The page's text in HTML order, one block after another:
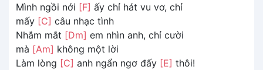
Mình ngồi nới [F] ấy chỉ hát vu vơ, chỉ
mấy [C] câu nhạc tình
Nhắm mắt [Dm] em nhìn anh, chỉ cười
mà [Am] không một lời
Làm lòng [C] anh ngẩn ngơ đấy [E] thôi!